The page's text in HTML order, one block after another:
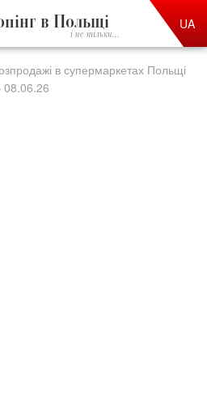
в Польщі
і не тільки...
UA
в супермаркетах Польщі
08.06.26